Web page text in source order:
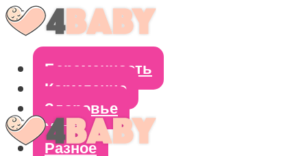
Беременность
Кормление
Здоровье
Уход
Разное